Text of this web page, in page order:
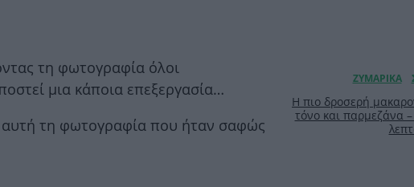
τη φωτογραφία όλοι
μια κάποια επεξεργασία…
αυτή τη φωτογραφία που ήταν σαφώς
Η πιο δροσερή
τόνο και παρμεζάνα